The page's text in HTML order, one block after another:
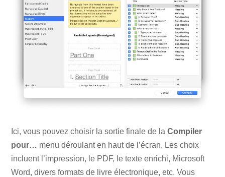
Ici, vous pouvez choisir la sortie finale de laCompiler
pour… menu déroulant en haut de l’écran. Les choix
incluent l’impression, le PDF, le texte enrichi, Microsoft
Word, divers formats de livre électronique, etc. Vous